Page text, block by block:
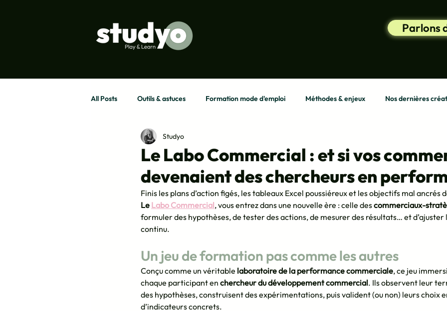
Parlons
All Posts Outils & astuces Formation mode d'emploi Méthodes & enjeux Nos dernières
Le Labo Commercial : et si vos
devenaient des chercheurs en
Studyo
Finis les plans d’action figés, les tableaux Excel poussiéreux et les objectifs mal ancrés
Le Labo Commercial, vous entrez dans une nouvelle ère : celle des commerciaux-
formuler des hypothèses, de tester des actions, de mesurer des résultats… et d’ajuster
continu.
Un jeu de formation pas comme les autres
Conçu comme un véritable laboratoire de la performance commerciale, ce jeu
chaque participant en chercheur du développement commercial. Ils observent leur
des hypothèses, construisent des expérimentations, puis valident (ou non) leurs choix
d’indicateurs concrets.